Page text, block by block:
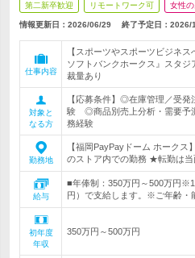
第二新卒歓迎 リモートワーク可 女性
情報更新日：2026/06/29 終了予定日： 2026/
仕事内容
【スポーツやスポーツビジネ
ソフトバンクホークス』スタ
裁量あり
対象と
なる方
【応募条件】◎在庫管理／受
験 ◎商品別売上分析・需要予
務経験
勤務地
【福岡PayPayドーム ホーク
のストア内での勤務 ★転勤は当
給与
■年俸制：350万円～500万円
円）で支給します。※ご年齢・
初年度
年収
350万円～500万円